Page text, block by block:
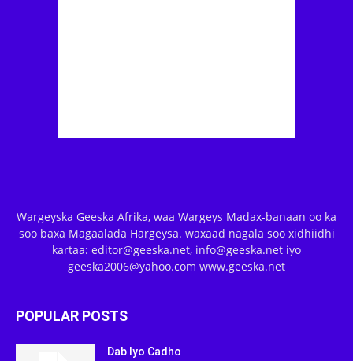
Wargeyska Geeska Afrika, waa Wargeys Madax-banaan oo ka
soo baxa Magaalada Hargeysa. waxaad nagala soo xidhiidhi
kartaa: editor@geeska.net, info@geeska.net iyo
geeska2006@yahoo.com www.geeska.net
POPULAR POSTS
Dab Iyo Cadho